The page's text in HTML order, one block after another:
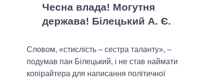
Чесна влада! Могутня
держава! Білецький А. Є.
Словом, «стислість – сестра таланту», –
подумав пан Білецький, і не став наймати
копірайтера для написання політичної